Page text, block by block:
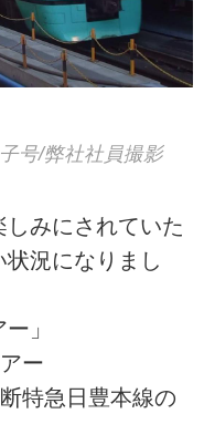
号/弊社社員撮影
みにされていた
況になりまし
」
ー
特急日豊本線の